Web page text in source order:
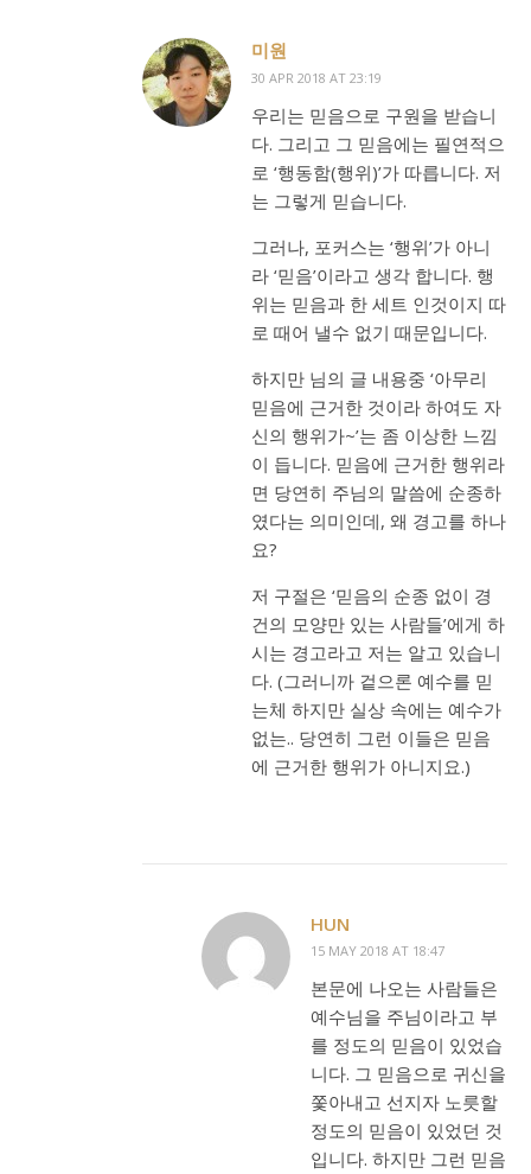
미원
30 APR 2018 AT 23:19
우리는 믿음으로 구원을 받습니
다. 그리고 그 믿음에는 필연적으
로 ‘행동함(행위)’가 따릅니다. 저
는 그렇게 믿습니다.
그러나, 포커스는 ‘행위’가 아니
라 ‘믿음’이라고 생각 합니다. 행
위는 믿음과 한 세트 인것이지 따
로 때어 낼수 없기 때문입니다.
하지만 님의 글 내용중 ‘아무리
믿음에 근거한 것이라 하여도 자
신의 행위가~’는 좀 이상한 느낌
이 듭니다. 믿음에 근거한 행위라
면 당연히 주님의 말씀에 순종하
였다는 의미인데, 왜 경고를 하나
요?
저 구절은 ‘믿음의 순종 없이 경
건의 모양만 있는 사람들’에게 하
시는 경고라고 저는 알고 있습니
다. (그러니까 겉으론 예수를 믿
는체 하지만 실상 속에는 예수가
없는.. 당연히 그런 이들은 믿음
에 근거한 행위가 아니지요.)
HUN
15 MAY 2018 AT 18:47
본문에 나오는 사람들은
예수님을 주님이라고 부
를 정도의 믿음이 있었습
니다. 그 믿음으로 귀신을
쫓아내고 선지자 노릇할
정도의 믿음이 있었던 것
입니다. 하지만 그런 믿음